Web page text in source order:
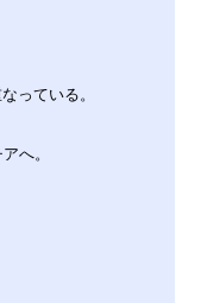
っている。
へ。